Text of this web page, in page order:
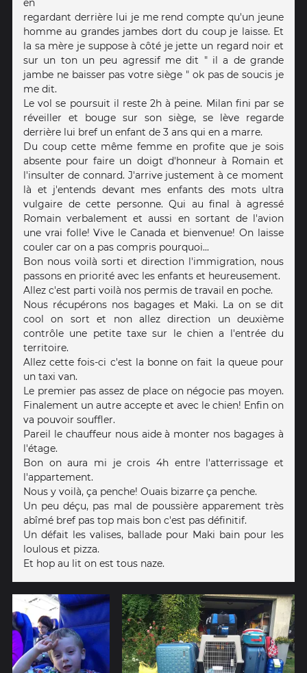
en
regardant derrière lui je me rend compte qu'un jeune
homme au grandes jambes dort du coup je laisse. Et
la sa mère je suppose à côté je jette un regard noir et
sur un ton un peu agressif me dit " il a de grande
jambe ne baisser pas votre siège " ok pas de soucis je
me dit.
Le vol se poursuit il reste 2h à peine. Milan fini par se
réveiller et bouge sur son siège, se lève regarde
derrière lui bref un enfant de 3 ans qui en a marre.
Du coup cette même femme en profite que je sois
absente pour faire un doigt d'honneur à Romain et
l'insulter de connard. J'arrive justement à ce moment
là et j'entends devant mes enfants des mots ultra
vulgaire de cette personne. Qui au final à agressé
Romain verbalement et aussi en sortant de l'avion
une vrai folle! Vive le Canada et bienvenue! On laisse
couler car on a pas compris pourquoi...
Bon nous voilà sorti et direction l'immigration, nous
passons en priorité avec les enfants et heureusement.
Allez c'est parti voilà nos permis de travail en poche.
Nous récupérons nos bagages et Maki. La on se dit
cool on sort et non allez direction un deuxième
contrôle une petite taxe sur le chien a l'entrée du
territoire.
Allez cette fois-ci c'est la bonne on fait la queue pour
un taxi van.
Le premier pas assez de place on négocie pas moyen.
Finalement un autre accepte et avec le chien! Enfin on
va pouvoir souffler.
Pareil le chauffeur nous aide à monter nos bagages à
l'étage.
Bon on aura mi je crois 4h entre l'atterrissage et
l'appartement.
Nous y voilà, ça penche! Ouais bizarre ça penche.
Un peu déçu, pas mal de poussière apparement très
abîmé bref pas top mais bon c'est pas définitif.
Un défait les valises, ballade pour Maki bain pour les
loulous et pizza.
Et hop au lit on est tous naze.